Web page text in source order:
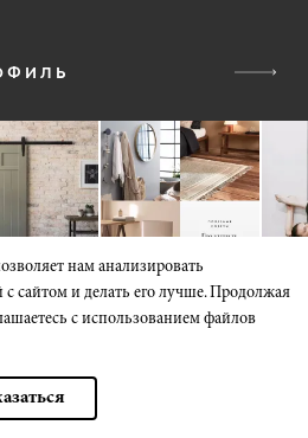
нам анализировать
с сайтом и делать его лучше. Продолжая
с использованием файлов